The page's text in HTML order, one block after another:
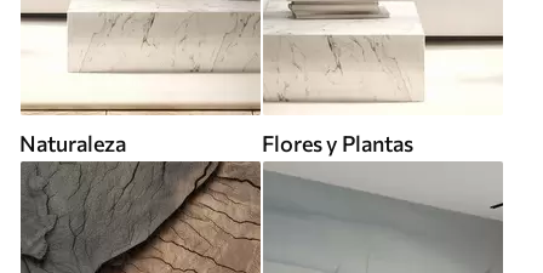
Naturaleza Flores y Plantas